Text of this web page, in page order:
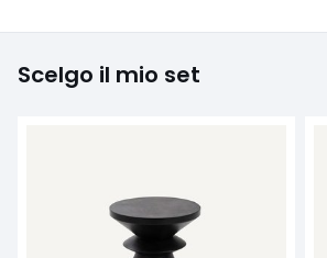
Scelgo il mio set